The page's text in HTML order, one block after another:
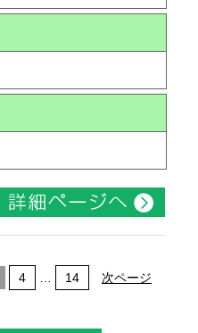
4 14 次ページ